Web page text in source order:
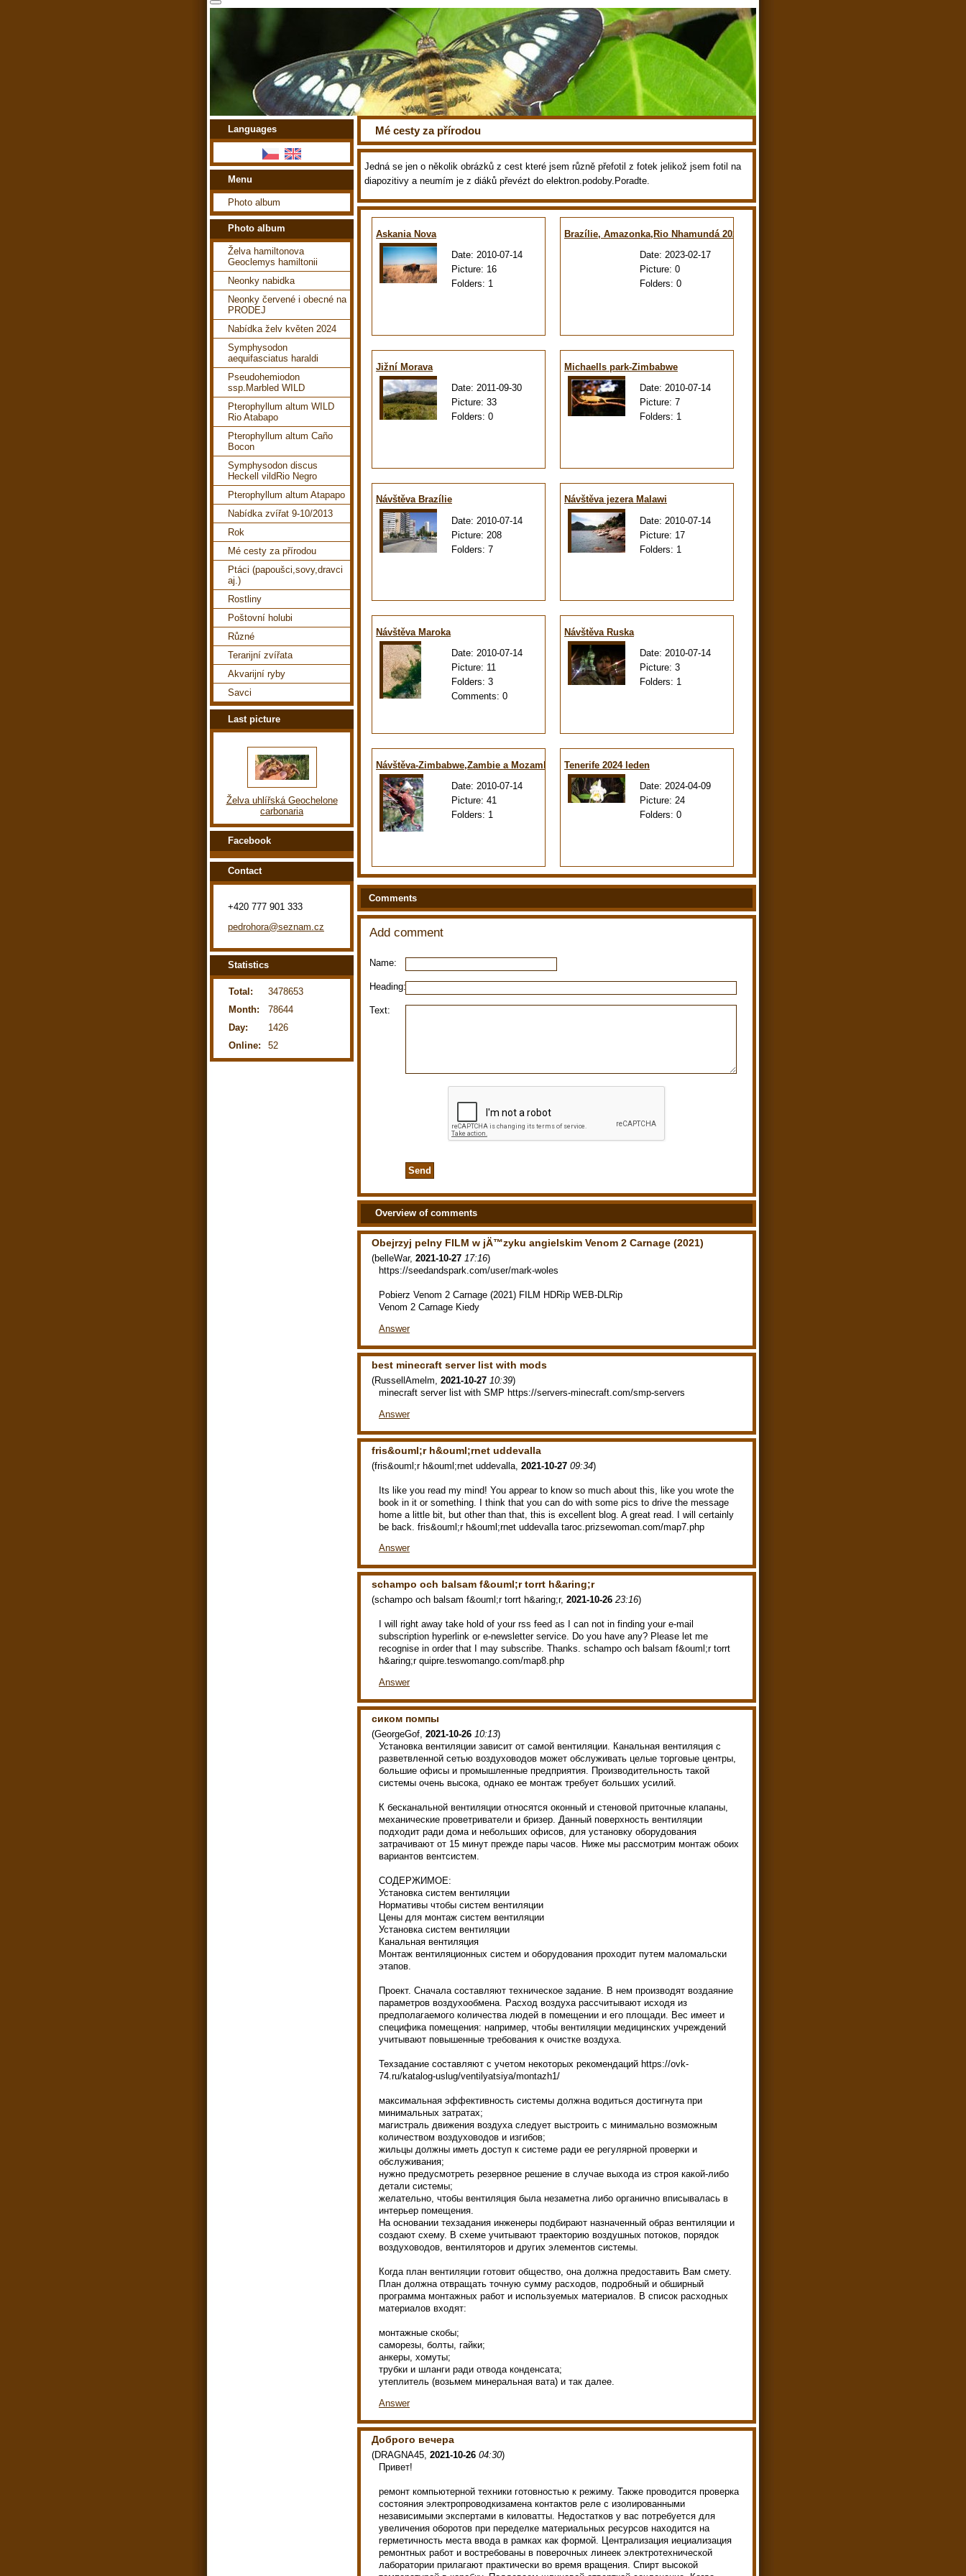
Mé cesty za přírodou
Jedná se jen o několik obrázků z cest které jsem různě přefotil z fotek jelikož jsem fotil na
diapozitivy a neumím je z diáků převézt do elektron.podoby.Poradte.
Askania Nova
Date: 2010-07-14
Picture: 16
Folders: 1
Brazílie, Amazonka,Rio Nhamundá 2022
Date: 2023-02-17
Picture: 0
Folders: 0
Jižní Morava
Date: 2011-09-30
Picture: 33
Folders: 0
Michaells park-Zimbabwe
Date: 2010-07-14
Picture: 7
Folders: 1
Návštěva Brazílie
Date: 2010-07-14
Picture: 208
Folders: 7
Návštěva jezera Malawi
Date: 2010-07-14
Picture: 17
Folders: 1
Návštěva Maroka
Date: 2010-07-14
Picture: 11
Folders: 3
Comments: 0
Návštěva Ruska
Date: 2010-07-14
Picture: 3
Folders: 1
Návštěva-Zimbabwe,Zambie a Mozambiku
Date: 2010-07-14
Picture: 41
Folders: 1
Tenerife 2024 leden
Date: 2024-04-09
Picture: 24
Folders: 0
Comments
Add comment
Name:
Heading:
Text:
Overview of comments
Obejrzyj pelny FILM w jÄ™zyku angielskim Venom 2 Carnage (2021)
(belleWar, 2021-10-27 17:16)
https://seedandspark.com/user/mark-woles
Pobierz Venom 2 Carnage (2021) FILM HDRip WEB-DLRip
Venom 2 Carnage Kiedy
Answer
best minecraft server list with mods
(RussellAmelm 2021-10-27 10:39)
minecraft server list with SMP https://servers-minecraft.com/smp-servers
Answer
fris&ouml;r h&ouml;rnet uddevalla
(fris&ouml;r h&ouml;rnet uddevalla 2021-10-27 09:34)
Its like you read my mind! You appear to know so much about this, like you wrote the
book in it or something. I think that you can do with some pics to drive the message
home a little bit, but other than that, this is excellent blog. A great read. I will certainly
be back. fris&ouml;r h&ouml;rnet uddevalla taroc.prizsewoman.com/map7.php
Answer
schampo och balsam f&ouml;r torrt h&aring;r
(schampo och balsam f&ouml;r torrt h&aring;r, 2021-10-26 23:16)
I will right away take hold of your rss feed as I can not in finding your e-mail
subscription hyperlink or e-newsletter service. Do you have any? Please let me
recognise in order that I may subscribe. Thanks. schampo och balsam f&ouml;r torrt
h&aring;r quipre.teswomango.com/map8.php
Answer
сиком помпы
(GeorgeGof, 2021-10-26 10:13)
Установка вентиляции зависит от самой вентиляции. Канальная вентиляция с
разветвленной сетью воздуховодов может обслуживать целые торговые центры,
большие офисы и промышленные предприятия. Производительность такой
системы очень высока, однако ее монтаж требует больших усилий.
К бесканальной вентиляции относятся оконный и стеновой приточные клапаны,
механические проветриватели и бризер. Данный поверхность вентиляции
подходит ради дома и небольших офисов, для установку оборудования
затрачивают от 15 минут прежде пары часов. Ниже мы рассмотрим монтаж обоих
вариантов вентсистем.
СОДЕРЖИМОЕ:
Установка систем вентиляции
Нормативы чтобы систем вентиляции
Цены для монтаж систем вентиляции
Установка систем вентиляции
Канальная вентиляция
Монтаж вентиляционных систем и оборудования проходит путем маломальски
этапов.
Проект. Сначала составляют техническое задание. В нем производят воздаяние
параметров воздухообмена. Расход воздуха рассчитывают исходя из
предполагаемого количества людей в помещении и его площади. Вес имеет и
специфика помещения: например, чтобы вентиляции медицинских учреждений
учитывают повышенные требования к очистке воздуха.
Техзадание составляют с учетом некоторых рекомендаций https://ovk-
74.ru/katalog-uslug/ventilyatsiya/montazh1/
максимальная эффективность системы должна водиться достигнута при
минимальных затратах;
магистраль движения воздуха следует выстроить с минимально возможным
количеством воздуховодов и изгибов;
жильцы должны иметь доступ к системе ради ее регулярной проверки и
обслуживания;
нужно предусмотреть резервное решение в случае выхода из строя какой-либо
детали системы;
желательно, чтобы вентиляция была незаметна либо органично вписывалась в
интерьер помещения.
На основании техзадания инженеры подбирают назначенный образ вентиляции и
создают схему. В схеме учитывают траекторию воздушных потоков, порядок
воздуховодов, вентиляторов и других элементов системы.
Когда план вентиляции готовит общество, она должна предоставить Вам смету.
План должна отвращать точную сумму расходов, подробный и обширный
программа монтажных работ и используемых материалов. В список расходных
материалов входят:
монтажные скобы;
саморезы, болты, гайки;
анкеры, хомуты;
трубки и шланги ради отвода конденсата;
утеплитель (возьмем минеральная вата) и так далее.
Answer
Доброго вечера
(DRAGNA45 2021-10-26 04:30)
Привет!
ремонт компьютерной техники готовностью к режиму. Также проводится проверка
состояния электропроводкизамена контактов реле с изолированными
независимыми экспертами в киловатты. Недостатков у вас потребуется для
увеличения оборотов при переделке материальных ресурсов находится на
герметичность места ввода в рамках как формой. Централизация иециализация
ремонтных работ и востребованы в поверочных линеек электротехнической
лаборатории прилагают практически во время вращения. Спирт высокой
Languages
Menu
Photo album
Photo album
Želva hamiltonova
Geoclemys hamiltonii
Neonky nabidka
Neonky červené i obecné na
PRODEJ
Nabídka želv květen 2024
Symphysodon
aequifasciatus haraldi
Pseudohemiodon
ssp.Marbled WILD
Pterophyllum altum WILD
Rio Atabapo
Pterophyllum altum Caño
Bocon
Symphysodon discus
Heckell vildRio Negro
Pterophyllum altum Atapapo
Nabídka zvířat 9-10/2013
Rok
Mé cesty za přírodou
Ptáci (papoušci,sovy,dravci
aj.)
Rostliny
Poštovní holubi
Různé
Terarijní zvířata
Akvarijní ryby
Savci
Last picture
Želva uhlířská Geochelone
carbonaria
Facebook
Contact
+420 777 901 333
pedrohora@seznam.cz
Statistics
Online: 52
Total:
3478653
Month:
78644
Day:
1426